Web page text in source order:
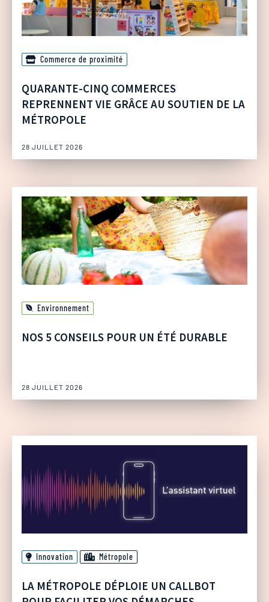
Commerce de proximité
QUARANTE-CINQ COMMERCES
REPRENNENT VIE GRÂCE AU SOUTIEN DE LA
MÉTROPOLE
28 JUILLET 2026
Environnement
NOS 5 CONSEILS POUR UN ÉTÉ DURABLE
28 JUILLET 2026
Innovation Métropole
LA MÉTROPOLE DÉPLOIE UN CALLBOT